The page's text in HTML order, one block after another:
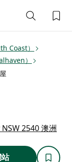
Coast）
）
2540 澳洲
站